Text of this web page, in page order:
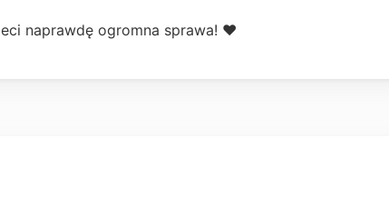
naprawdę ogromna sprawa! ❤️